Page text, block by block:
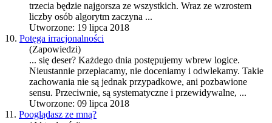
trzecia będzie najgorsza ze wszystkich. Wraz ze wzrostem
liczby osób algorytm zaczyna ...
Utworzone: 19 lipca 2018
10. Potęga irracjonalności
(Zapowiedzi)
... się deser? Każdego dnia postępujemy wbrew logice.
Nieustannie przepłacamy, nie doceniamy i odwlekamy. Takie
zachowania nie są jednak przypadkowe, ani pozbawione
sensu. Przeciwnie, są systematyczne i przewidywalne, ...
Utworzone: 09 lipca 2018
11. Pooglądasz ze mną?